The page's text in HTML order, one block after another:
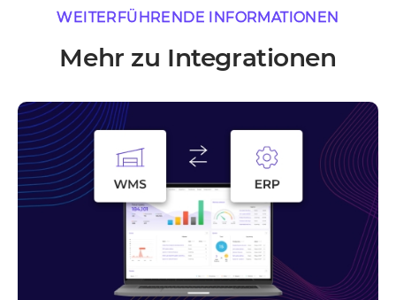
WEITERFÜHRENDE INFORMATIONEN
Mehr zu Integrationen